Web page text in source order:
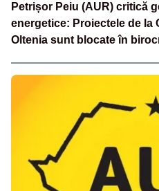
Petrișor Peiu (AUR) critică
energetice: Proiectele de la
Oltenia sunt blocate în